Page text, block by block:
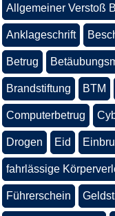
Allgemeiner Verstoß
Anklageschrift
Betrug
Brandstiftung BTM
Computerbetrug
Drogen Eid
fahrlässige
Führerschein